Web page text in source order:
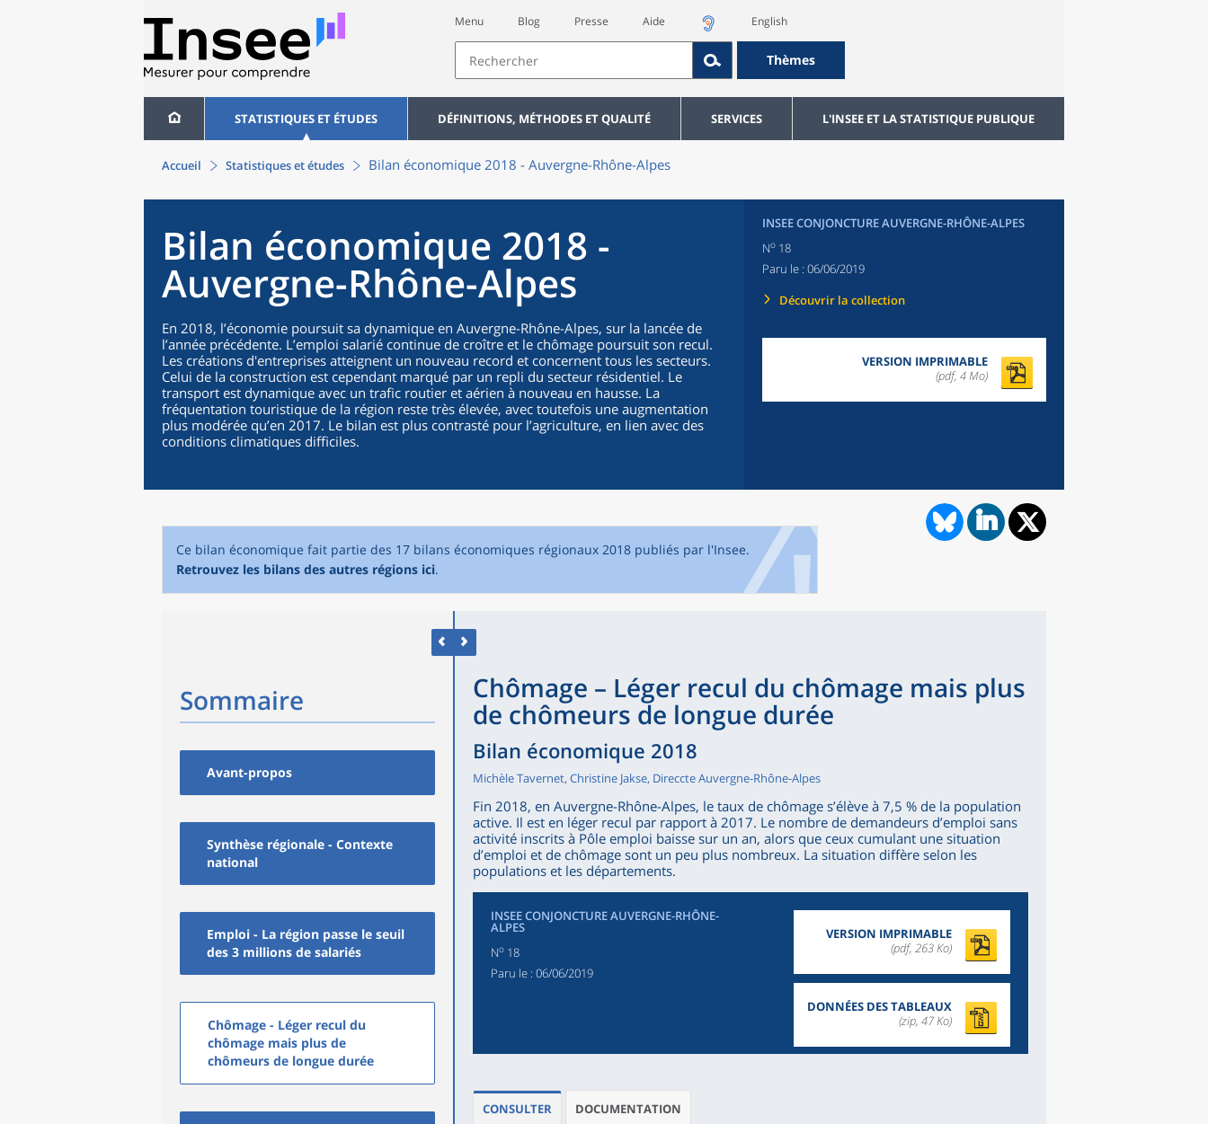
Menu Blog Presse Aide English
Thèmes
STATISTIQUES ET ÉTUDES DÉFINITIONS, MÉTHODES ET QUALITÉ SERVICES L'INSEE ET LA STATISTIQUE PUBLIQUE
Accueil Statistiques et études Bilan économique 2018 - Auvergne-Rhône-Alpes
Bilan économique 2018 -
Auvergne-Rhône-Alpes
En 2018, l’économie poursuit sa dynamique en Auvergne-Rhône-Alpes, sur la lancée de
l’année précédente. L’emploi salarié continue de croître et le chômage poursuit son recul.
Les créations d'entreprises atteignent un nouveau record et concernent tous les secteurs.
Celui de la construction est cependant marqué par un repli du secteur résidentiel. Le
transport est dynamique avec un trafic routier et aérien à nouveau en hausse. La
fréquentation touristique de la région reste très élevée, avec toutefois une augmentation
plus modérée qu’en 2017. Le bilan est plus contrasté pour l’agriculture, en lien avec des
conditions climatiques difficiles.
INSEE CONJONCTURE AUVERGNE-RHÔNE-ALPES
No 18
Paru le : 06/06/2019
Découvrir la collection
VERSION IMPRIMABLE
(pdf, 4 Mo)
Ce bilan économique fait partie des 17 bilans économiques régionaux 2018 publiés par l'Insee.
Retrouvez les bilans des autres régions ici.
Sommaire
Avant-propos
Synthèse régionale - Contexte
national
Emploi - La région passe le seuil
des 3 millions de salariés
Chômage - Léger recul du
chômage mais plus de
chômeurs de longue durée
Chômage – Léger recul du chômage mais plus
de chômeurs de longue durée
Bilan économique 2018
Michèle Tavernet, Christine Jakse, Direccte Auvergne-Rhône-Alpes
Fin 2018, en Auvergne-Rhône-Alpes, le taux de chômage s’élève à 7,5 % de la population
active. Il est en léger recul par rapport à 2017. Le nombre de demandeurs d’emploi sans
activité inscrits à Pôle emploi baisse sur un an, alors que ceux cumulant une situation
d’emploi et de chômage sont un peu plus nombreux. La situation diffère selon les
populations et les départements.
INSEE CONJONCTURE AUVERGNE-RHÔNE-
ALPES
No18
Paru le : 06/06/2019
VERSION IMPRIMABLE
(pdf, 263 Ko)
DONNÉES DES TABLEAUX
(zip, 47 Ko)
CONSULTER DOCUMENTATION